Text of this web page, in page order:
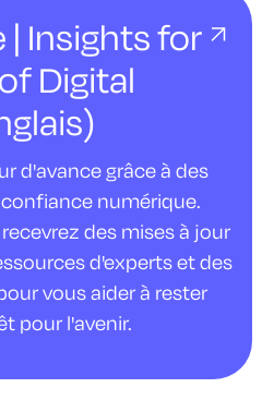
| Insights for
Digital
d'avance grâce à des
numérique.
des mises à jour
d'experts et des
vous aider à rester
pour l'avenir.